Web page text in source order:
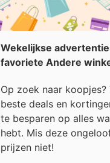
Wekelijkse
favoriete Andere
Op zoek naar koopjes?
beste deals en
te besparen op alles
hebt. Mis deze
prijzen niet!